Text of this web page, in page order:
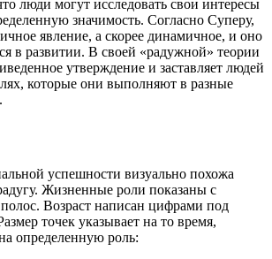
люди могут исследовать свои интересы
значимость. Согласно Суперу,
явление, а скорее динамичное, и оно
в развитии. В своей «радужной» теории
утверждение и заставляет людей
которые они выполняют в разные
успешности визуально похожа
Жизненные роли показаны с
Возраст написан цифрами под
точек указывает на то время,
определенную роль: